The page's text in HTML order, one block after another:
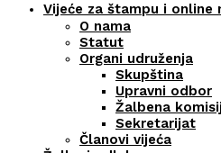
Vijeće za štampu i online
O nama
Statut
Organi udruženja
Skupština
Upravni odbor
Žalbena
Sekretarijat
Članovi vijeća